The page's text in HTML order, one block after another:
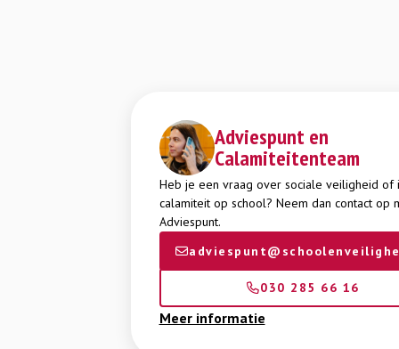
Adviespunt en
Calamiteitenteam
Heb je een vraag over sociale veiligheid of
calamiteit op school? Neem dan contact op
Adviespunt.
030 285 66 16
Meer informatie